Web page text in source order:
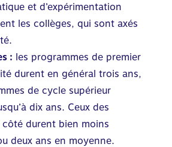
et d’expérimentation
les collèges, qui sont axés
: les programmes de premier
durent en général trois ans,
de cycle supérieur
dix ans. Ceux des
durent bien moins
deux ans en moyenne.